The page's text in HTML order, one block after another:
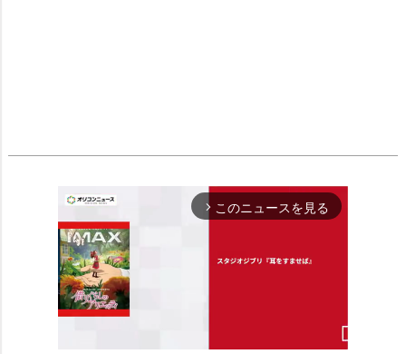
arrow_forward_ios このニュースを見る